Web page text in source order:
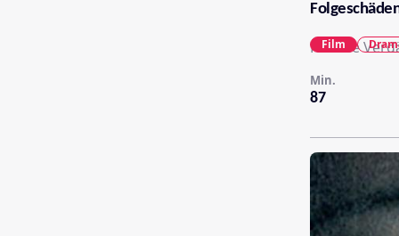
Falsche
87
Min.
Film